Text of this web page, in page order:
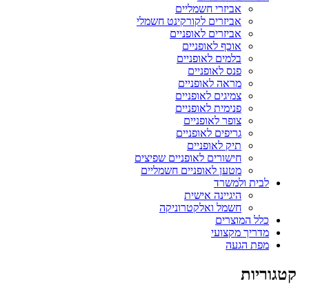
אביזרי חשמליים
אביזרים לקורקינט חשמלי
אביזרים לאופניים
אוכף לאופניים
בלמים לאופניים
פנס לאופניים
מראה לאופניים
צמיגים לאופניים
פנימית לאופניים
צופר לאופניים
גריפים לאופניים
תיק לאופניים
חישורים לאופניים שפיצים
מטען לאופניים חשמליים
לבית ולמשרד
היגיינה אישית
חשמל ואלקטרוניקה
כלל המוצרים
מדריך מקצועי
מפת הגעה
קטגוריות